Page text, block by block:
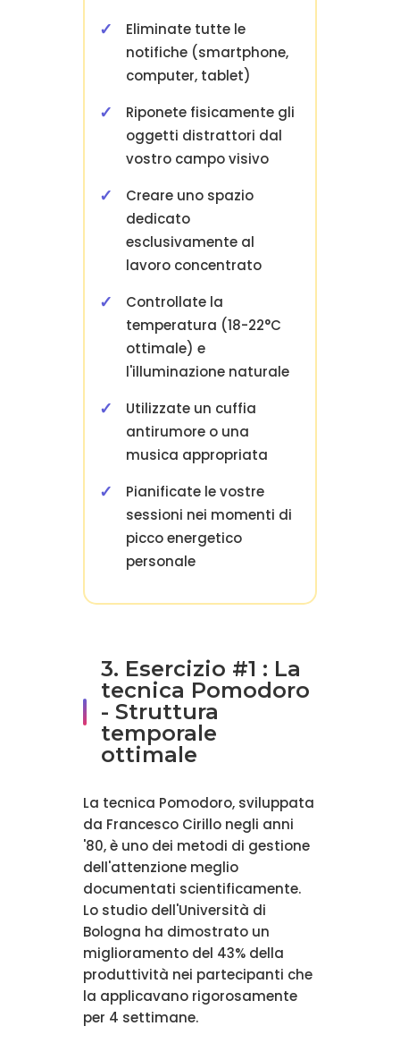
Eliminate tutte le
notifiche (smartphone,
computer, tablet)
Riponete fisicamente gli
oggetti distrattori dal
vostro campo visivo
Creare uno spazio
dedicato
esclusivamente al
lavoro concentrato
Controllate la
temperatura (18-22°C
ottimale) e
l'illuminazione naturale
Utilizzate un cuffia
antirumore o una
musica appropriata
Pianificate le vostre
sessioni nei momenti di
picco energetico
personale
3. Esercizio #1 : La
tecnica Pomodoro
- Struttura
temporale
ottimale
La tecnica Pomodoro, sviluppata
da Francesco Cirillo negli anni
'80, è uno dei metodi di gestione
dell'attenzione meglio
documentati scientificamente.
Lo studio dell'Università di
Bologna ha dimostrato un
miglioramento del 43% della
produttività nei partecipanti che
la applicavano rigorosamente
per 4 settimane.